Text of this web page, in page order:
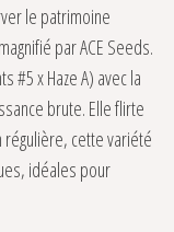
le patrimoine
par ACE Seeds.
#5 x Haze A) avec la
brute. Elle flirte
régulière, cette variété
idéales pour